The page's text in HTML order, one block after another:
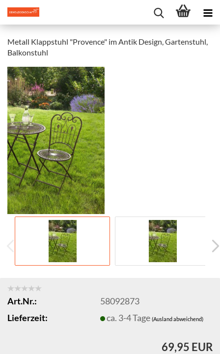
Metall Klappstuhl "Provence" im Antik Design, Gartenstuhl,
Balkonstuhl
Art.Nr.:
58092873
Lieferzeit:
ca. 3-4 Tage(Ausland abweichend)
69,95 EUR